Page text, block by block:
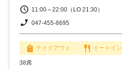
11:00～22:00（LO 21:30）
047-455-8695
テイクアウト イートイン
38席